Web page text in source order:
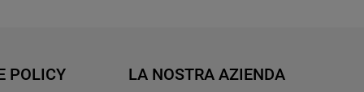
POLICY LA NOSTRA AZIENDA